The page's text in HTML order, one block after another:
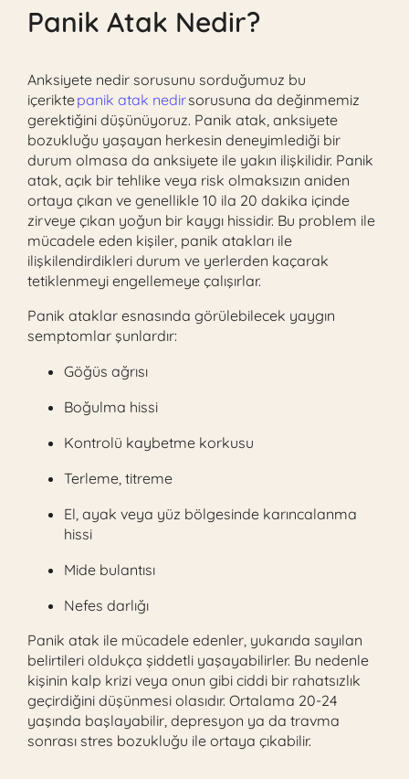
Panik Atak Nedir?
Anksiyete nedir sorusunu sorduğumuz bu
içeriktepanik atak nedirsorusuna da değinmemiz
gerektiğini düşünüyoruz. Panik atak, anksiyete
bozukluğu yaşayan herkesin deneyimlediği bir
durum olmasa da anksiyete ile yakın ilişkilidir. Panik
atak, açık bir tehlike veya risk olmaksızın aniden
ortaya çıkan ve genellikle 10 ila 20 dakika içinde
zirveye çıkan yoğun bir kaygı hissidir. Bu problem ile
mücadele eden kişiler, panik atakları ile
ilişkilendirdikleri durum ve yerlerden kaçarak
tetiklenmeyi engellemeye çalışırlar.
Panik ataklar esnasında görülebilecek yaygın
semptomlar şunlardır:
Göğüs ağrısı
Boğulma hissi
Kontrolü kaybetme korkusu
Terleme, titreme
El, ayak veya yüz bölgesinde karıncalanma
hissi
Mide bulantısı
Nefes darlığı
Panik atak ile mücadele edenler, yukarıda sayılan
belirtileri oldukça şiddetli yaşayabilirler. Bu nedenle
kişinin kalp krizi veya onun gibi ciddi bir rahatsızlık
geçirdiğini düşünmesi olasıdır. Ortalama 20-24
yaşında başlayabilir, depresyon ya da travma
sonrası stres bozukluğu ile ortaya çıkabilir.